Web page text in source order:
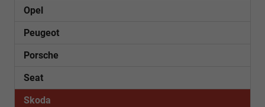
Opel
Peugeot
Porsche
Seat
Skoda